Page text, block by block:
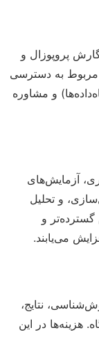
پروپوزال و
مربوط به دسترسی
و مشاوره
آزمایش‌های
و تحلیل
و
می‌یابند.
نتایج،
هزینه‌ها در این